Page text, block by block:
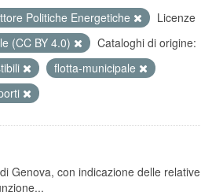
Politiche Energetiche
Licenze
(CC BY 4.0)
Cataloghi di origine:
flotta-municipale
Genova, con indicazione delle relative